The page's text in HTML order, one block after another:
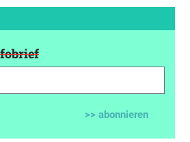
>> abonnieren